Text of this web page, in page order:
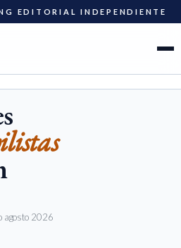
EDITORIAL INDEPENDIENTE
agosto 2026